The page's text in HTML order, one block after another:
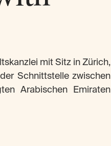
mit Sitz in Zürich,
Schnittstelle zwischen
Arabischen Emiraten